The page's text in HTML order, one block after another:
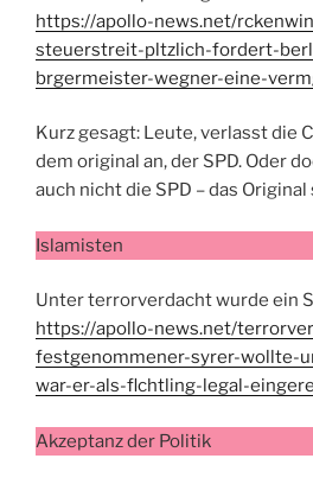
https://apollo-news.net/
steuerstreit-pltzlich-fordert-
brgermeister-wegner-eine-
Kurz gesagt: Leute, verlasst die
dem original an, der SPD. Oder
auch nicht die SPD – das
Islamisten
Unter terrorverdacht wurde ein
https://apollo-news.net/
festgenommener-syrer-wollte-
war-er-als-flchtling-legal-
Akzeptanz der Politik